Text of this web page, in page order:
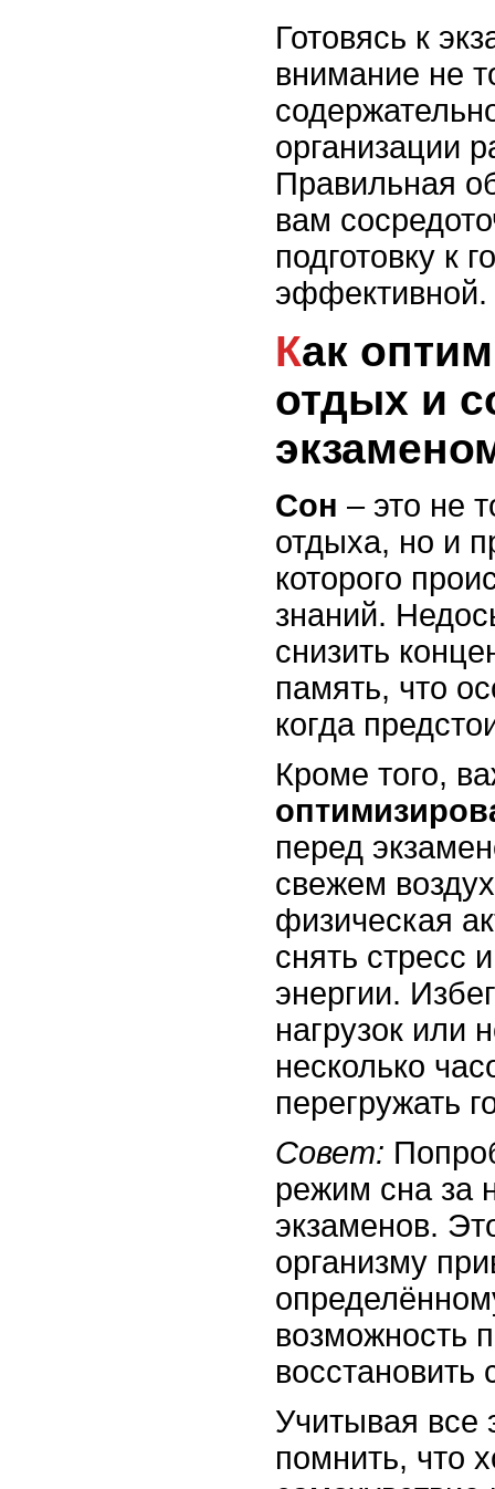
Готовясь к
внимание не
организации
Правильная
вам
подготовку к
эффективной.
Как оптимизировать
отдых и
Сон – это не
отдыха, но и
которого
знаний.
снизить
память, что
когда
Кроме того,
перед
свежем
физическая
снять стресс
энергии.
нагрузок или
несколько
перегружать
Совет:
режим сна за
экзаменов.
организму
возможность
восстановить
Учитывая все
помнить, что